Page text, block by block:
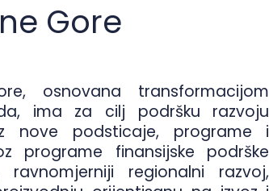
Gore
osnovana transformacijom
ima za cilj podršku razvoju
nove podsticaje, programe i
programe finansijske podrške
regionalni razvoj,